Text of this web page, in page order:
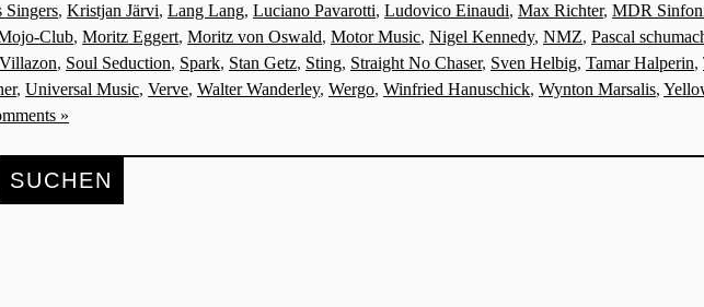
Singers, Kristjan Järvi, Lang Lang, Luciano Pavarotti, Ludovico Einaudi, Max Richter, MDR
Club, Moritz Eggert, Moritz von Oswald, Motor Music, Nigel Kennedy, NMZ, Pascal
, Soul Seduction, Spark, Stan Getz, Sting, Straight No Chaser, Sven Helbig, Tamar Halperin,
, Universal Music, Verve, Walter Wanderley, Wergo, Winfried Hanuschick, Wynton Marsalis,
»